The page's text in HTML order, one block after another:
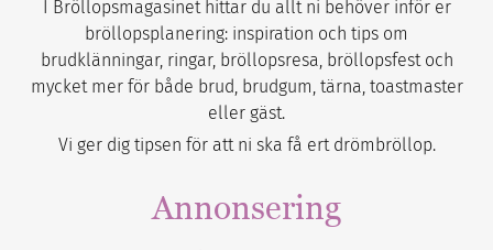
I Bröllopsmagasinet hittar du allt ni behöver inför er
bröllopsplanering: inspiration och tips om
brudklänningar, ringar, bröllopsresa, bröllopsfest och
mycket mer för både brud, brudgum, tärna, toastmaster
eller gäst.
Vi ger dig tipsen för att ni ska få ert drömbröllop.
Annonsering